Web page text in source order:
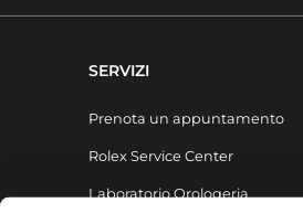
SERVIZI
Prenota un appuntamento
Rolex Service Center
Laboratorio Orologeria